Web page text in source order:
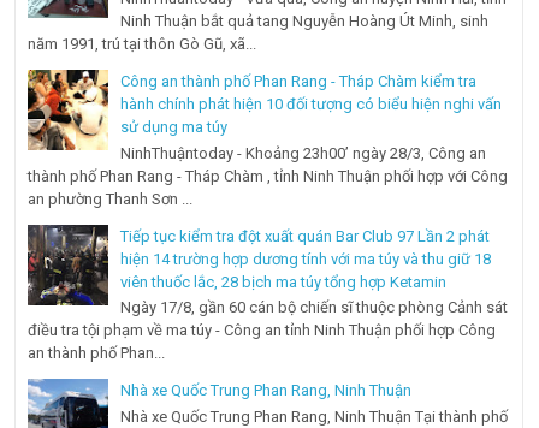
Ninh Thuận bắt quả tang Nguyễn Hoàng Út Minh, sinh
năm 1991, trú tại thôn Gò Gũ, xã...
Công an thành phố Phan Rang - Tháp Chàm kiểm tra
hành chính phát hiện 10 đối tượng có biểu hiện nghi vấn
sử dụng ma túy
NinhThuậntoday - Khoảng 23h00’ ngày 28/3, Công an
thành phố Phan Rang - Tháp Chàm , tỉnh Ninh Thuận phối hợp với Công
an phường Thanh Sơn ...
Tiếp tục kiểm tra đột xuất quán Bar Club 97 Lần 2 phát
hiện 14 trường hợp dương tính với ma túy và thu giữ 18
viên thuốc lắc, 28 bịch ma túy tổng hợp Ketamin
Ngày 17/8, gần 60 cán bộ chiến sĩ thuộc phòng Cảnh sát
điều tra tội phạm về ma túy - Công an tỉnh Ninh Thuận phối hợp Công
an thành phố Phan...
Nhà xe Quốc Trung Phan Rang, Ninh Thuận
Nhà xe Quốc Trung Phan Rang, Ninh Thuận Tại thành phố